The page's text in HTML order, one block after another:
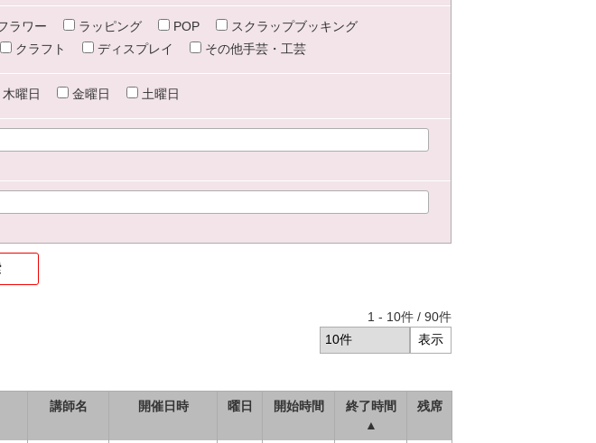
ラワー ラッピング POP
スクラップブッキング
クラフト ディスプレイ その他手芸・工芸
木曜日 金曜日 土曜日
1 - 10件 / 90件
講師名 開催日時 曜日 開始時間
終了時間
▲
残席